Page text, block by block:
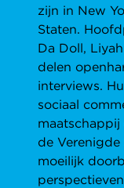
zijn in New
Staten.
Da Doll,
delen
interviews.
sociaal
de
moeilijk